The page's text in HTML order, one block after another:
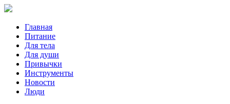
Главная
Питание
Для тела
Для души
Привычки
Инструменты
Новости
Люди